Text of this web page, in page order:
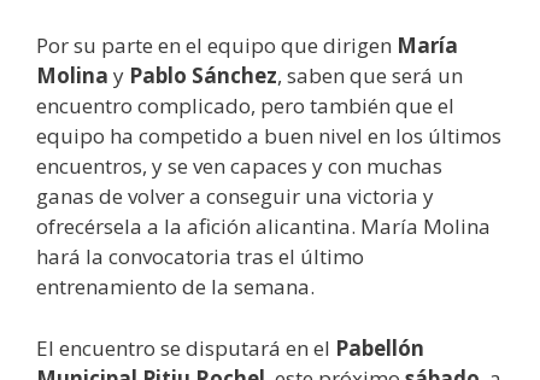
Por su parte en el equipo que dirigen María
Molina y Pablo Sánchez, saben que será un
encuentro complicado, pero también que el
equipo ha competido a buen nivel en los últimos
encuentros, y se ven capaces y con muchas
ganas de volver a conseguir una victoria y
ofrecérsela a la afición alicantina. María Molina
hará la convocatoria tras el último
entrenamiento de la semana.
El encuentro se disputará en el Pabellón